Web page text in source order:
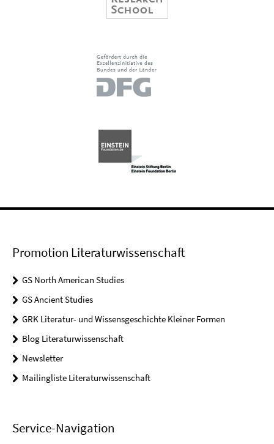
Promotion Literaturwissenschaft
GS North American Studies
GS Ancient Studies
GRK Literatur- und Wissensgeschichte Kleiner Formen
Blog Literaturwissenschaft
Newsletter
Mailingliste Literaturwissenschaft
Service-Navigation